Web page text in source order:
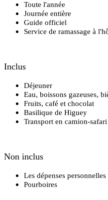
Toute l'année
Journée entière
Guide officiel
Service de ramassage à
Inclus
Déjeuner
Eau, boissons gazeuses,
Fruits, café et chocolat
Basilique de Higuey
Transport en camion-safari
Non inclus
Les dépenses personnelles
Pourboires